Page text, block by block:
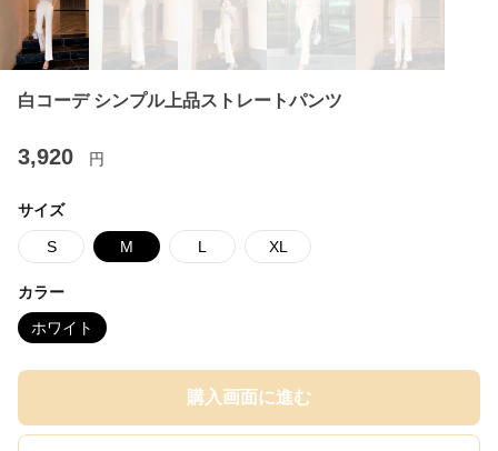
白コーデ シンプル上品ストレートパンツ
3,920 円
サイズ
S M L XL
カラー
ホワイト
購入画面に進む